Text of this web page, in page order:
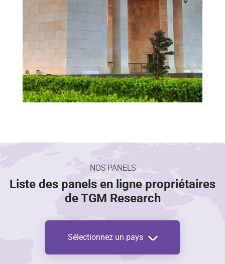
NOS PANELS
Liste des panels en ligne propriétaires
de TGM Research
Sélectionnez un pays